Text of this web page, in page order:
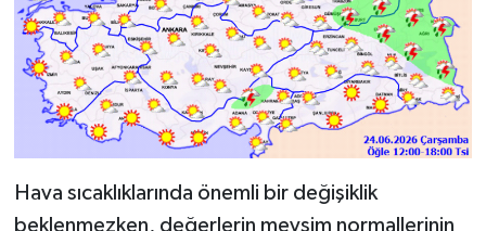
Hava sıcaklıklarında önemli bir değişiklik
beklenmezken, değerlerin mevsim normallerinin